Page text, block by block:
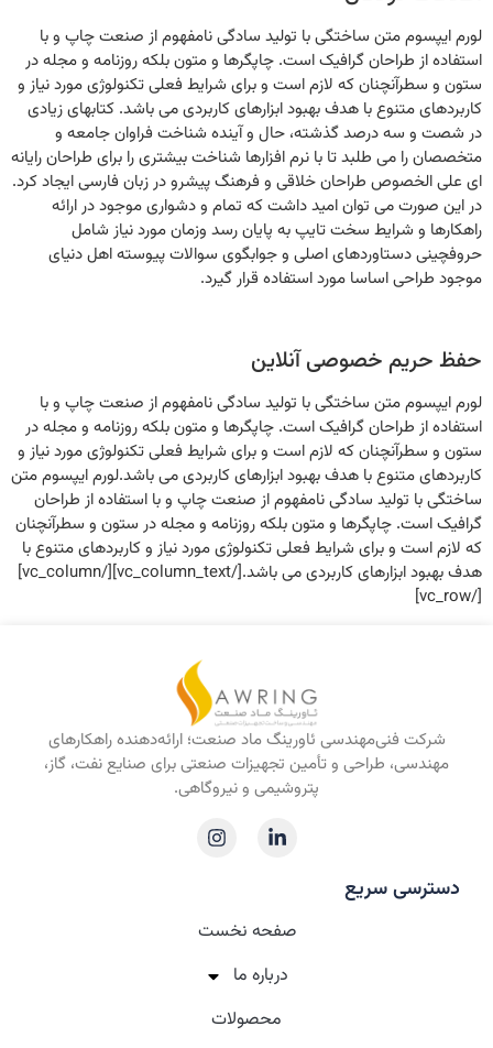
لورم ایپسوم متن ساختگی با تولید سادگی نامفهوم از صنعت چاپ و با
استفاده از طراحان گرافیک است. چاپگرها و متون بلکه روزنامه و مجله در
ستون و سطرآنچنان که لازم است و برای شرایط فعلی تکنولوژی مورد نیاز و
کاربردهای متنوع با هدف بهبود ابزارهای کاربردی می باشد. کتابهای زیادی
در شصت و سه درصد گذشته، حال و آینده شناخت فراوان جامعه و
متخصصان را می طلبد تا با نرم افزارها شناخت بیشتری را برای طراحان رایانه
ای علی الخصوص طراحان خلاقی و فرهنگ پیشرو در زبان فارسی ایجاد کرد.
در این صورت می توان امید داشت که تمام و دشواری موجود در ارائه
راهکارها و شرایط سخت تایپ به پایان رسد وزمان مورد نیاز شامل
حروفچینی دستاوردهای اصلی و جوابگوی سوالات پیوسته اهل دنیای
موجود طراحی اساسا مورد استفاده قرار گیرد.
حفظ حریم خصوصی آنلاین
لورم ایپسوم متن ساختگی با تولید سادگی نامفهوم از صنعت چاپ و با
استفاده از طراحان گرافیک است. چاپگرها و متون بلکه روزنامه و مجله در
ستون و سطرآنچنان که لازم است و برای شرایط فعلی تکنولوژی مورد نیاز و
کاربردهای متنوع با هدف بهبود ابزارهای کاربردی می باشد.لورم ایپسوم متن
ساختگی با تولید سادگی نامفهوم از صنعت چاپ و با استفاده از طراحان
گرافیک است. چاپگرها و متون بلکه روزنامه و مجله در ستون و سطرآنچنان
که لازم است و برای شرایط فعلی تکنولوژی مورد نیاز و کاربردهای متنوع با
هدف بهبود ابزارهای کاربردی می باشد.[/vc_column_text][/vc_column]
[/vc_row]
شرکت فنی‌مهندسی ئاورینگ ماد صنعت؛ ارائه‌دهنده راهکارهای
مهندسی، طراحی و تأمین تجهیزات صنعتی برای صنایع نفت، گاز،
پتروشیمی و نیروگاهی.
دسترسی سریع
صفحه نخست
درباره‌ ما
محصولات